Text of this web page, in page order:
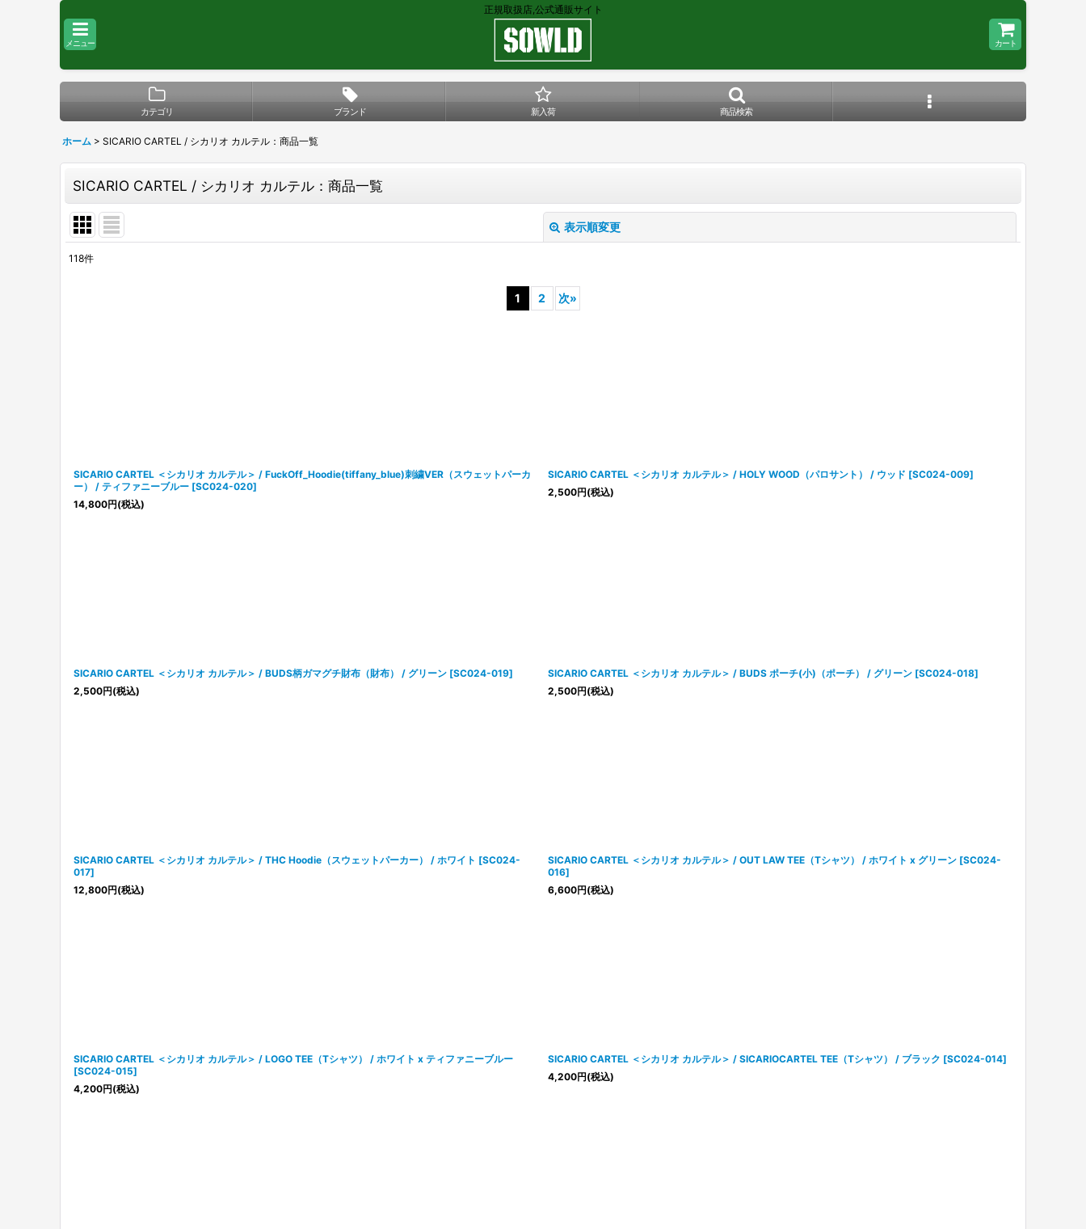
正規取扱店,公式通販サイト
メニュー カート
カテゴリ ブランド 新入荷 商品検索
ホーム > SICARIO CARTEL / シカリオ カルテル：商品一覧
SICARIO CARTEL / シカリオ カルテル：商品一覧
表示順変更
118件
1 2 次»
SICARIO CARTEL ＜シカリオ カルテル＞ / FuckOff_Hoodie(tiffany_blue)刺繍VER（スウェットパーカ
ー） / ティファニーブルー [SC024-020]
14,800円(税込)
SICARIO CARTEL ＜シカリオ カルテル＞ / HOLY WOOD（パロサント） / ウッド [SC024-009]
2,500円(税込)
SICARIO CARTEL ＜シカリオ カルテル＞ / BUDS柄ガマグチ財布（財布） / グリーン [SC024-019]
2,500円(税込)
SICARIO CARTEL ＜シカリオ カルテル＞ / BUDS ポーチ(小)（ポーチ） / グリーン [SC024-018]
2,500円(税込)
SICARIO CARTEL ＜シカリオ カルテル＞ / THC Hoodie（スウェットパーカー） / ホワイト [SC024-
017]
12,800円(税込)
SICARIO CARTEL ＜シカリオ カルテル＞ / OUT LAW TEE（Tシャツ） / ホワイト x グリーン [SC024-
016]
6,600円(税込)
SICARIO CARTEL ＜シカリオ カルテル＞ / LOGO TEE（Tシャツ） / ホワイト x ティファニーブルー
[SC024-015]
4,200円(税込)
SICARIO CARTEL ＜シカリオ カルテル＞ / SICARIOCARTEL TEE（Tシャツ） / ブラック [SC024-014]
4,200円(税込)